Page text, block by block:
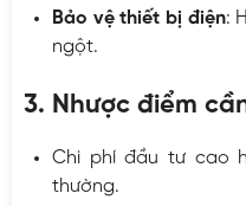
Bảo vệ thiết bị điện:
ngột.
3. Nhược điểm
Chi phí đầu tư cao
thường.